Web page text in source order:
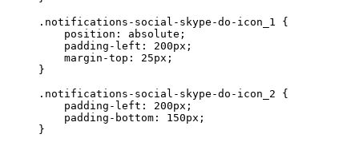
.notifications-social-skype-do-icon_1 {
    position: absolute;
    padding-left: 200px;
    margin-top: 25px;
}
.notifications-social-skype-do-icon_2 {
    padding-left: 200px;
    padding-bottom: 150px;
}